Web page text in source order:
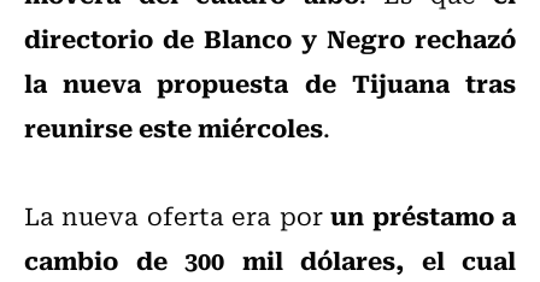
directorio de Blanco y Negro rechazó
la nueva propuesta de Tijuana tras
reunirse este miércoles.
La nueva oferta era porun préstamo a
cambio de 300 mil dólares, el cual